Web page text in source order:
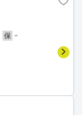
保 －